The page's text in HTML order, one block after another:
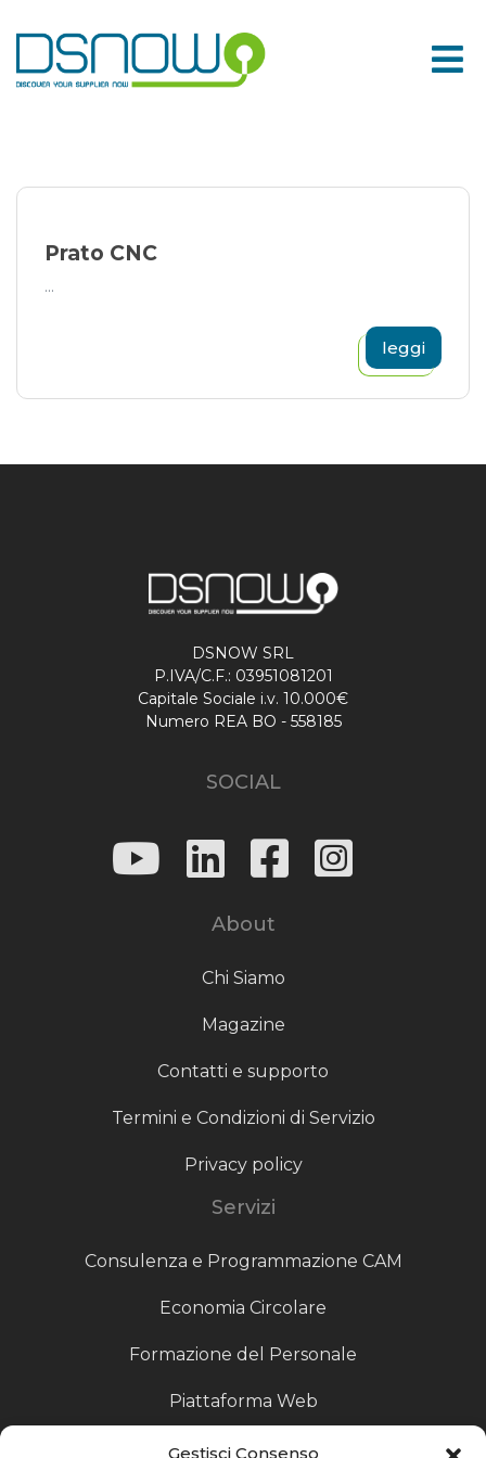
Gestisci Consenso
to
content
Prato CNC
...
leggi
DSNOW SRL
P.IVA/C.F.: 03951081201
Capitale Sociale i.v. 10.000€
Numero REA BO - 558185
SOCIAL
About
Chi Siamo
Magazine
Contatti e supporto
Termini e Condizioni di Servizio
Privacy policy
Servizi
Consulenza e Programmazione CAM
Economia Circolare
Formazione del Personale
Piattaforma Web
Scouting fornitori